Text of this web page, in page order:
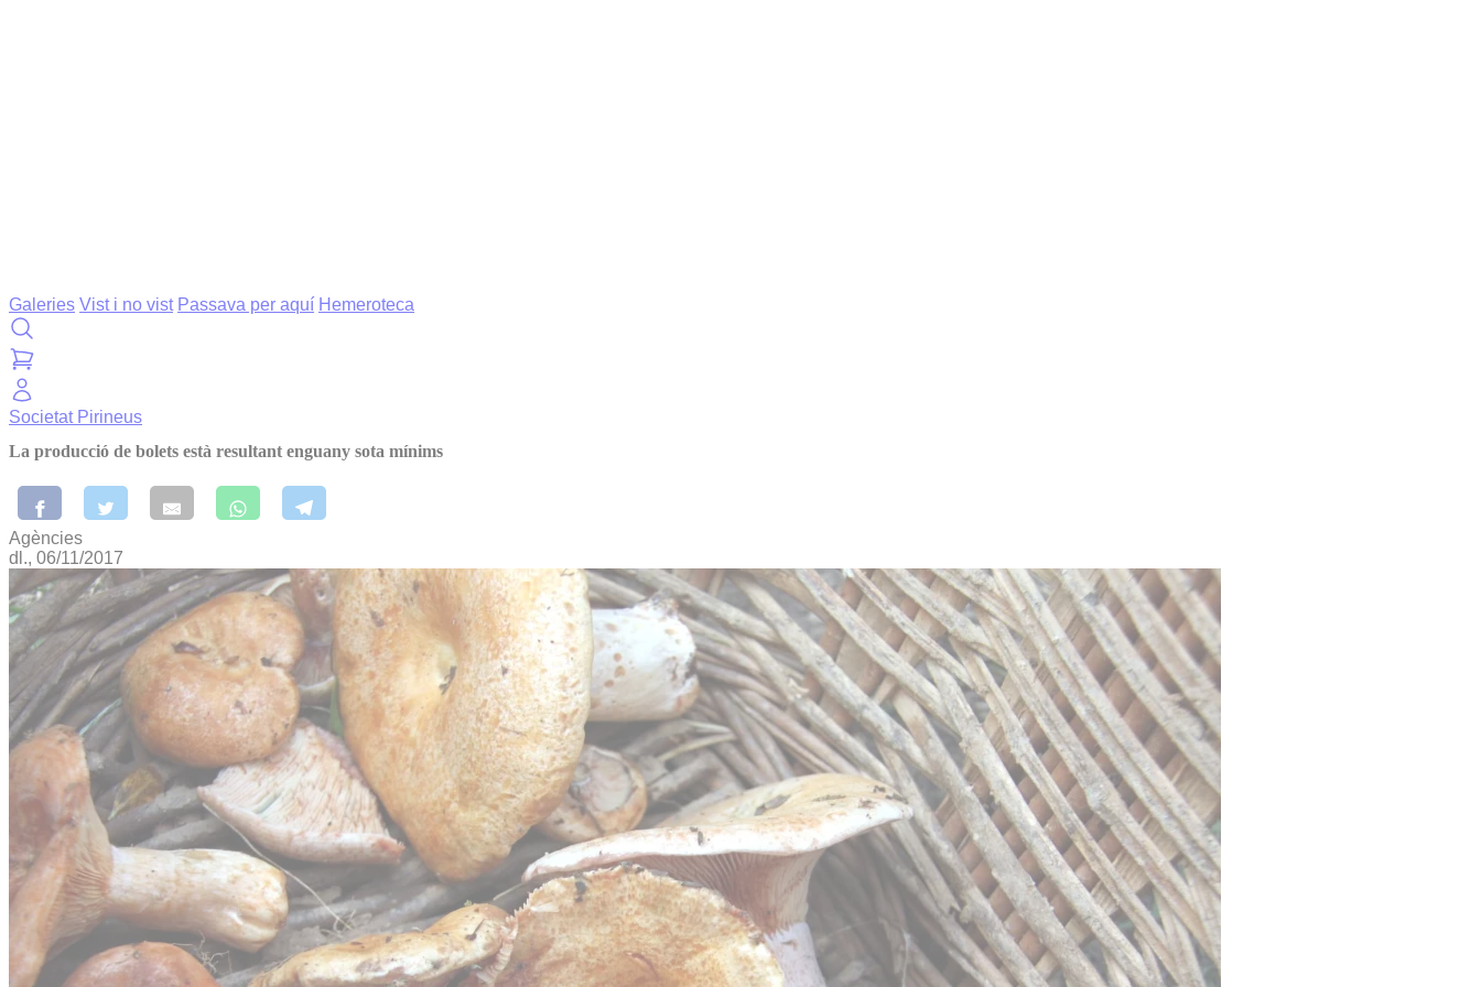
Galeries Vist i no vist Passava per aquí Hemeroteca
Societat Pirineus
La producció de bolets està resultant enguany sota mínims
Agències
dl., 06/11/2017